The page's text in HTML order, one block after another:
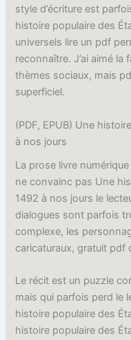
style d’écriture est
histoire populaire des
universels lire un pdf
reconnaître. J’ai aimé la
thèmes sociaux, mais
superficiel.
(PDF, EPUB) Une
à nos jours
La prose livre
ne convainc pas Une
1492 à nos jours le
dialogues sont parfois
complexe, les
caricaturaux, gratuit pdf
Le récit est un puzzle
mais qui parfois perd le
histoire populaire des
histoire populaire des